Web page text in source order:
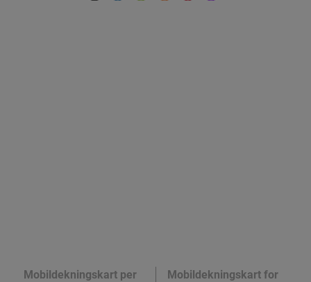
Mobildekningskart per
Mobildekningskart for